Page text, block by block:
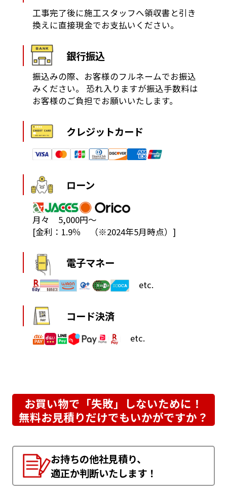
工事完了後に施工スタッフへ領収書と引き
換えに直接現金でお支払いください。
銀行振込
振込みの際、お客様のフルネームでお振込
みください。
恐れ入りますが振込手数料は
お客様のご負担でお願いいたします。
クレジットカード
ローン
月々 5,000円～
[金利：1.9％ （※2024年5月時点）]
電子マネー
etc.
コード決済
etc.
お買い物で「失敗」しないために！
無料お見積りだけでもいかがですか？
お持ちの他社見積り、
適正か判断いたします！